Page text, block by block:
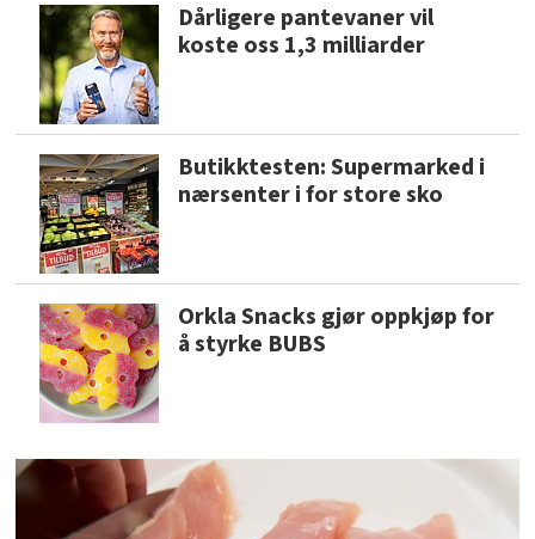
Dårligere pantevaner vil
koste oss 1,3 milliarder
Butikktesten: Supermarked i
nærsenter i for store sko
Orkla Snacks gjør oppkjøp for
å styrke BUBS